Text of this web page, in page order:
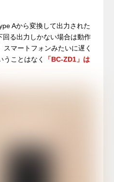
Aから変換して出力された
回る出力しかない場合は動作
スマートフォンみたいに遅く
うことはなく
「BC-ZD1」は